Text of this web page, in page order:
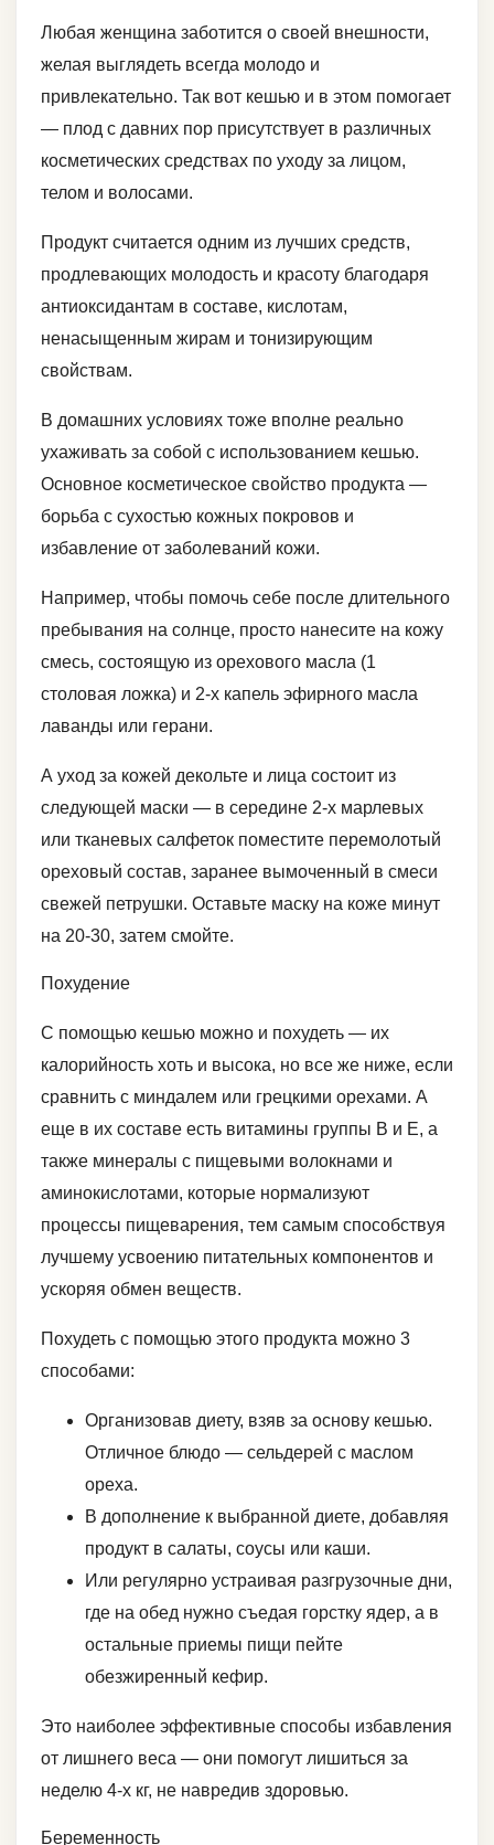
Любая женщина заботится о своей внешности,
желая выглядеть всегда молодо и
привлекательно. Так вот кешью и в этом помогает
— плод с давних пор присутствует в различных
косметических средствах по уходу за лицом,
телом и волосами.
Продукт считается одним из лучших средств,
продлевающих молодость и красоту благодаря
антиоксидантам в составе, кислотам,
ненасыщенным жирам и тонизирующим
свойствам.
В домашних условиях тоже вполне реально
ухаживать за собой с использованием кешью.
Основное косметическое свойство продукта —
борьба с сухостью кожных покровов и
избавление от заболеваний кожи.
Например, чтобы помочь себе после длительного
пребывания на солнце, просто нанесите на кожу
смесь, состоящую из орехового масла (1
столовая ложка) и 2-х капель эфирного масла
лаванды или герани.
А уход за кожей декольте и лица состоит из
следующей маски — в середине 2-х марлевых
или тканевых салфеток поместите перемолотый
ореховый состав, заранее вымоченный в смеси
свежей петрушки. Оставьте маску на коже минут
на 20-30, затем смойте.
Похудение
С помощью кешью можно и похудеть — их
калорийность хоть и высока, но все же ниже, если
сравнить с миндалем или грецкими орехами. А
еще в их составе есть витамины группы В и Е, а
также минералы с пищевыми волокнами и
аминокислотами, которые нормализуют
процессы пищеварения, тем самым способствуя
лучшему усвоению питательных компонентов и
ускоряя обмен веществ.
Похудеть с помощью этого продукта можно 3
способами:
Организовав диету, взяв за основу кешью.
Отличное блюдо — сельдерей с маслом
ореха.
В дополнение к выбранной диете, добавляя
продукт в салаты, соусы или каши.
Или регулярно устраивая разгрузочные дни,
где на обед нужно съедая горстку ядер, а в
остальные приемы пищи пейте
обезжиренный кефир.
Это наиболее эффективные способы избавления
от лишнего веса — они помогут лишиться за
неделю 4-х кг, не навредив здоровью.
Беременность